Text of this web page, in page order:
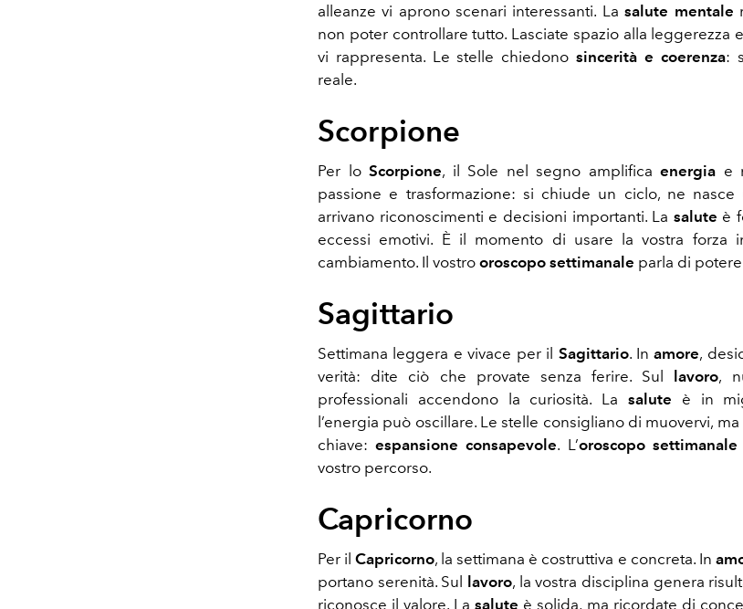
alleanze vi aprono scenari interessanti. Lasalute mentale
non poter controllare tutto. Lasciate spazio alla leggerezza
vi rappresenta. Le stelle chiedonosincerità e coerenza:
reale.
Scorpione
Per lo Scorpione, il Sole nel segno amplifica energia e
passione e trasformazione: si chiude un ciclo, ne nasce
arrivano riconoscimenti e decisioni importanti. La salute è
eccessi emotivi. È il momento di usare la vostra forza
cambiamento. Il vostro oroscopo settimanale parla di
Sagittario
Settimana leggera e vivace per il Sagittario. Inamore,
verità: dite ciò che provate senza ferire. Sul lavoro,
professionali accendono la curiosità. La salute è in
l’energia può oscillare. Le stelle consigliano di muovervi,
chiave:espansione consapevole. L’oroscopo settimanale
vostro percorso.
Capricorno
Per ilCapricorno, la settimana è costruttiva e concreta. In
portano serenità. Sul lavoro, la vostra disciplina genera
riconosce il valore. Lasalute è solida, ma ricordate di